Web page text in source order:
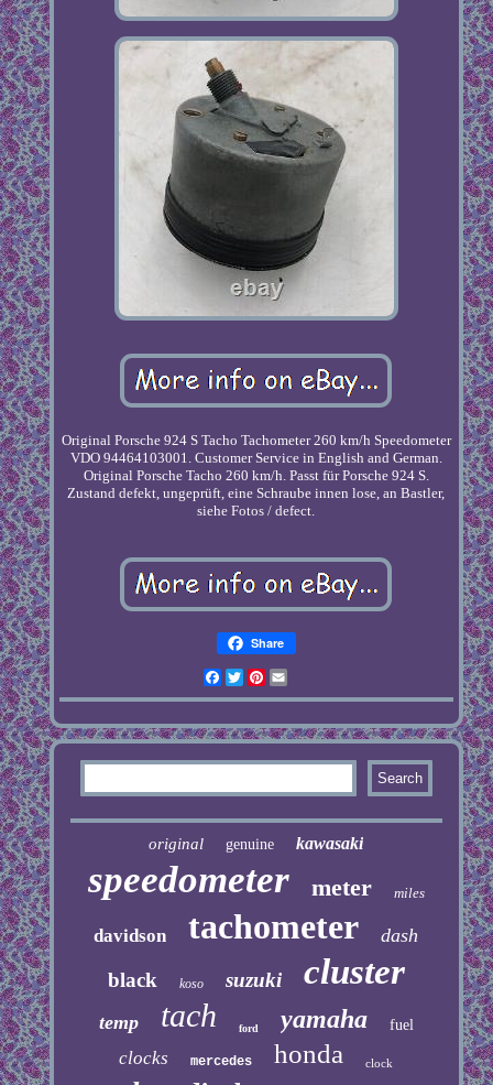
Original Porsche 924 S Tacho Tachometer 260 km/h Speedometer
VDO 94464103001. Customer Service in English and German.
Original Porsche Tacho 260 km/h. Passt für Porsche 924 S.
Zustand defekt, ungeprüft, eine Schraube innen lose, an Bastler,
siehe Fotos / defect.
Share
Facebook
TwitterPinterest
original genuine kawasaki
speedometer meter miles
davidson tachometer dash
black koso suzuki cluster
temp tach ford yamaha fuel
clocks mercedes honda clock